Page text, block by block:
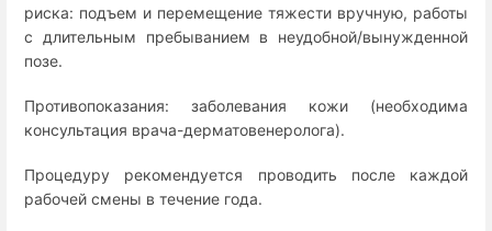
риска: подъем и перемещение тяжести вручную, работы
с длительным пребыванием в неудобной/вынужденной
позе.
Противопоказания: заболевания кожи (необходима
консультация врача-дерматовенеролога).
Процедуру рекомендуется проводить после каждой
рабочей смены в течение года.